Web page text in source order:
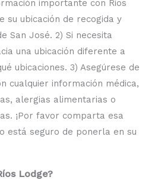
importante con Rios
su ubicación de recogida y
San José. 2) Si necesita
una ubicación diferente a
ubicaciones. 3) Asegúrese de
cualquier información médica,
alergias alimentarias o
¡Por favor comparta esa
está seguro de ponerla en su
Lodge?